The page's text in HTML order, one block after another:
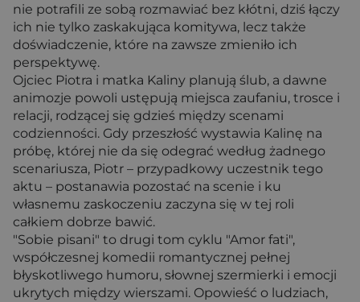
nie potrafili ze sobą rozmawiać bez kłótni, dziś łączy
ich nie tylko zaskakująca komitywa, lecz także
doświadczenie, które na zawsze zmieniło ich
perspektywę.
Ojciec Piotra i matka Kaliny planują ślub, a dawne
animozje powoli ustępują miejsca zaufaniu, trosce i
relacji, rodzącej się gdzieś między scenami
codzienności. Gdy przeszłość wystawia Kalinę na
próbę, której nie da się odegrać według żadnego
scenariusza, Piotr – przypadkowy uczestnik tego
aktu – postanawia pozostać na scenie i ku
własnemu zaskoczeniu zaczyna się w tej roli
całkiem dobrze bawić.
"Sobie pisani" to drugi tom cyklu "Amor fati",
współczesnej komedii romantycznej pełnej
błyskotliwego humoru, słownej szermierki i emocji
ukrytych między wierszami. Opowieść o ludziach,